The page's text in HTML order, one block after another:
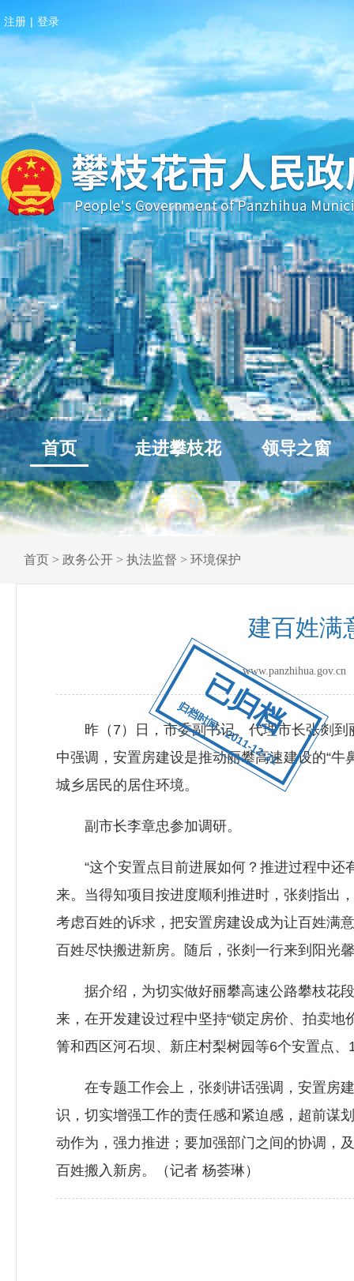
已归档
归档时间：2011-12-31
注册 | 登录
首页 走进攀枝花 领导之窗
首页 > 政务公开 > 执法监督 > 环境保护
建百姓满
昨（7）日，市委副书记、代理市长张剡到
中强调，安置房建设是推动丽攀高速建设的“
城乡居民的居住环境。
副市长李章忠参加调研。
“这个安置点目前进展如何？推进过程中还
来。当得知项目按进度顺利推进时，张剡指出
考虑百姓的诉求，把安置房建设成为让百姓满
百姓尽快搬进新房。随后，张剡一行来到阳光
据介绍，为切实做好丽攀高速公路攀枝花段
来，在开发建设过程中坚持“锁定房价、拍卖
箐和西区河石坝、新庄村梨树园等6个安置点
在专题工作会上，张剡讲话强调，安置房建
识，切实增强工作的责任感和紧迫感，超前谋
动作为，强力推进；要加强部门之间的协调，
百姓搬入新房。（记者 杨荟琳）